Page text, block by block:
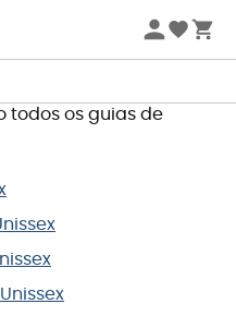
e procura o seu
todos os guias de